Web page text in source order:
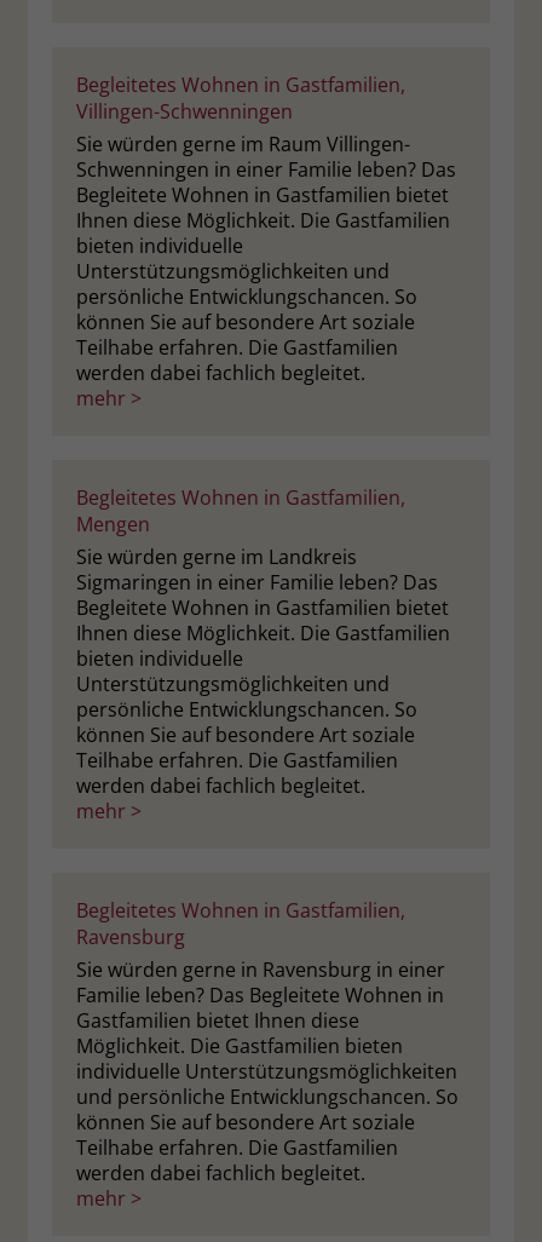
Begleitetes Wohnen in Gastfamilien,
Villingen-Schwenningen
Sie würden gerne im Raum Villingen-
Schwenningen in einer Familie leben? Das
Begleitete Wohnen in Gastfamilien bietet
Ihnen diese Möglichkeit. Die Gastfamilien
bieten individuelle
Unterstützungsmöglichkeiten und
persönliche Entwicklungschancen. So
können Sie auf besondere Art soziale
Teilhabe erfahren. Die Gastfamilien
werden dabei fachlich begleitet.
mehr >
Begleitetes Wohnen in Gastfamilien,
Mengen
Sie würden gerne im Landkreis
Sigmaringen in einer Familie leben? Das
Begleitete Wohnen in Gastfamilien bietet
Ihnen diese Möglichkeit. Die Gastfamilien
bieten individuelle
Unterstützungsmöglichkeiten und
persönliche Entwicklungschancen. So
können Sie auf besondere Art soziale
Teilhabe erfahren. Die Gastfamilien
werden dabei fachlich begleitet.
mehr >
Begleitetes Wohnen in Gastfamilien,
Ravensburg
Sie würden gerne in Ravensburg in einer
Familie leben? Das Begleitete Wohnen in
Gastfamilien bietet Ihnen diese
Möglichkeit. Die Gastfamilien bieten
individuelle Unterstützungsmöglichkeiten
und persönliche Entwicklungschancen. So
können Sie auf besondere Art soziale
Teilhabe erfahren. Die Gastfamilien
werden dabei fachlich begleitet.
mehr >